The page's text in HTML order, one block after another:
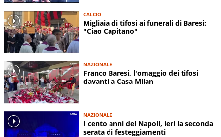
CALCIO
Migliaia di tifosi ai funerali di Baresi:
"Ciao Capitano"
NAZIONALE
Franco Baresi, l'omaggio dei tifosi
davanti a Casa Milan
NAZIONALE
I cento anni del Napoli, ieri la seconda
serata di festeggiamenti